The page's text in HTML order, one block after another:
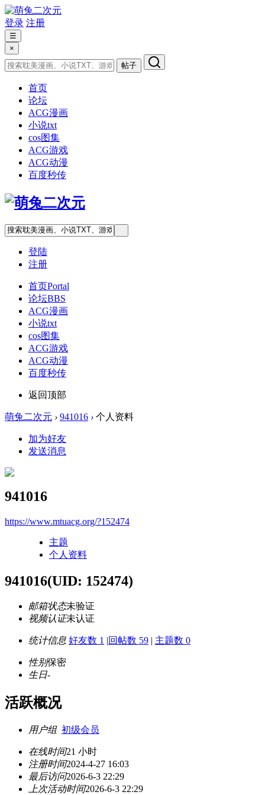
登录 注册
☰
×
帖子
首页
论坛
ACG漫画
小说txt
cos图集
ACG游戏
ACG动漫
百度秒传
登陆
注册
首页Portal
论坛BBS
ACG漫画
小说txt
cos图集
ACG游戏
ACG动漫
百度秒传
返回顶部
萌兔二次元 › 941016 › 个人资料
加为好友
发送消息
941016
https://www.mtuacg.org/?152474
主题
个人资料
941016(UID: 152474)
邮箱状态未验证
视频认证未认证
统计信息 好友数 1 |回帖数 59 | 主题数 0
性别保密
生日-
活跃概况
用户组 初级会员
在线时间21 小时
注册时间2024-4-27 16:03
最后访问2026-6-3 22:29
上次活动时间2026-6-3 22:29